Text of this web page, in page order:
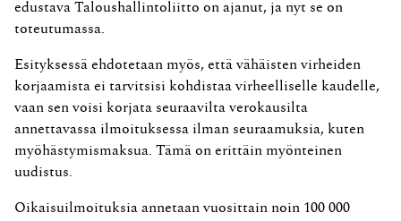
edustava Taloushallintoliitto on ajanut, ja nyt se on
toteutumassa.
Esityksessä ehdotetaan myös, että vähäisten virheiden
korjaamista ei tarvitsisi kohdistaa virheelliselle kaudelle,
vaan sen voisi korjata seuraavilta verokausilta
annettavassa ilmoituksessa ilman seuraamuksia, kuten
myöhästymismaksua. Tämä on erittäin myönteinen
uudistus.
Oikaisuilmoituksia annetaan vuosittain noin 100 000